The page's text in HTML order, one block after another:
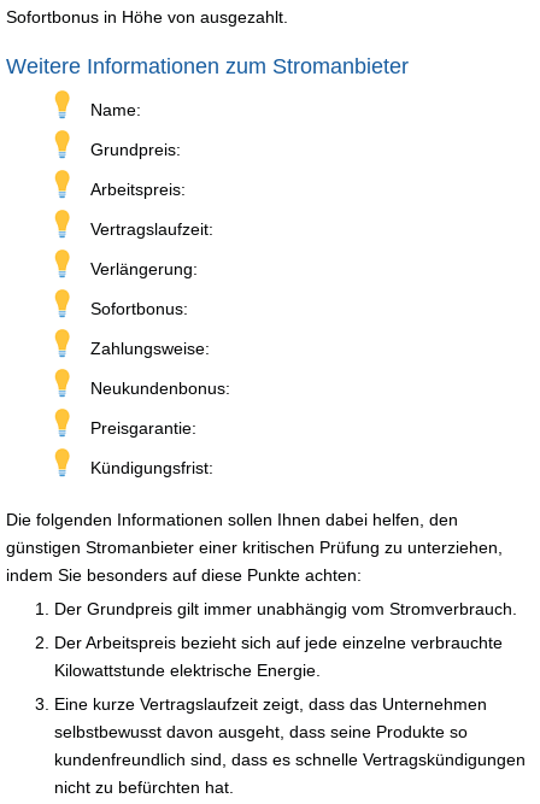
Sofortbonus in Höhe von ausgezahlt.
Weitere Informationen zum Stromanbieter
Name:
Grundpreis:
Arbeitspreis:
Vertragslaufzeit:
Verlängerung:
Sofortbonus:
Zahlungsweise:
Neukundenbonus:
Preisgarantie:
Kündigungsfrist:
Die folgenden Informationen sollen Ihnen dabei helfen, den
günstigen Stromanbieter einer kritischen Prüfung zu unterziehen,
indem Sie besonders auf diese Punkte achten:
Der Grundpreis gilt immer unabhängig vom Stromverbrauch.
Der Arbeitspreis bezieht sich auf jede einzelne verbrauchte
Kilowattstunde elektrische Energie.
Eine kurze Vertragslaufzeit zeigt, dass das Unternehmen
selbstbewusst davon ausgeht, dass seine Produkte so
kundenfreundlich sind, dass es schnelle Vertragskündigungen
nicht zu befürchten hat.